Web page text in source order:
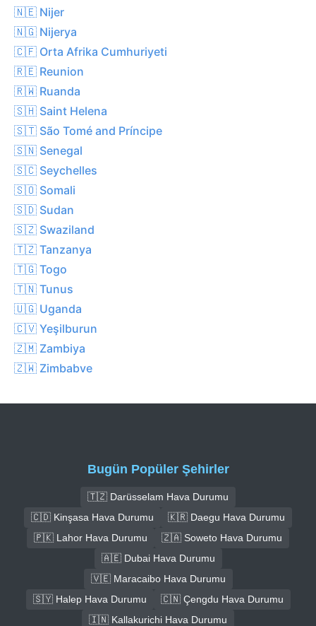
🇳🇪 Nijer
🇳🇬 Nijerya
🇨🇫 Orta Afrika Cumhuriyeti
🇷🇪 Reunion
🇷🇼 Ruanda
🇸🇭 Saint Helena
🇸🇹 São Tomé and Príncipe
🇸🇳 Senegal
🇸🇨 Seychelles
🇸🇴 Somali
🇸🇩 Sudan
🇸🇿 Swaziland
🇹🇿 Tanzanya
🇹🇬 Togo
🇹🇳 Tunus
🇺🇬 Uganda
🇨🇻 Yeşilburun
🇿🇲 Zambiya
🇿🇼 Zimbabve
Bugün Popüler Şehirler
🇹🇿 Darüsselam Hava Durumu
🇨🇩 Kinşasa Hava Durumu
🇰🇷 Daegu Hava Durumu
🇵🇰 Lahor Hava Durumu
🇿🇦 Soweto Hava Durumu
🇦🇪 Dubai Hava Durumu
🇻🇪 Maracaibo Hava Durumu
🇸🇾 Halep Hava Durumu
🇨🇳 Çengdu Hava Durumu
🇮🇳 Kallakurichi Hava Durumu